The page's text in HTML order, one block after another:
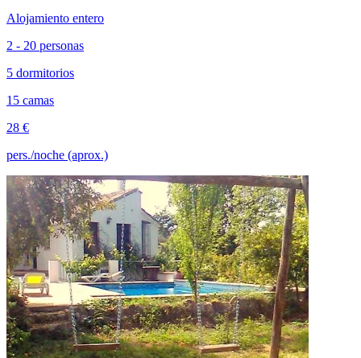
Alojamiento entero
2 - 20 personas
5 dormitorios
15 camas
28 €
pers./noche (aprox.)